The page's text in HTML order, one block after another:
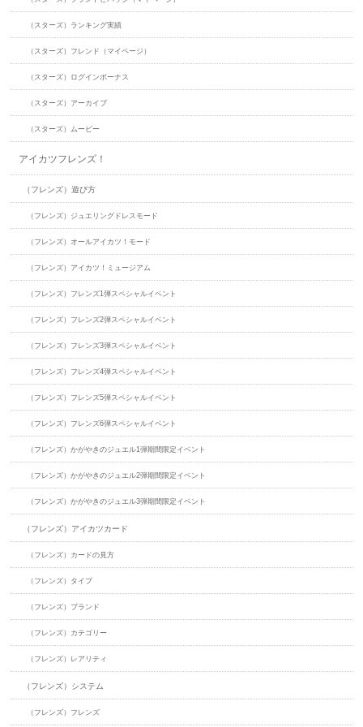
（スターズ）ランキング実績
（スターズ）フレンド（マイページ）
（スターズ）ログインボーナス
（スターズ）アーカイブ
（スターズ）ムービー
アイカツフレンズ！
（フレンズ）遊び方
（フレンズ）ジュエリングドレスモード
（フレンズ）オールアイカツ！モード
（フレンズ）アイカツ！ミュージアム
（フレンズ）フレンズ1弾スペシャルイベント
（フレンズ）フレンズ2弾スペシャルイベント
（フレンズ）フレンズ3弾スペシャルイベント
（フレンズ）フレンズ4弾スペシャルイベント
（フレンズ）フレンズ5弾スペシャルイベント
（フレンズ）フレンズ6弾スペシャルイベント
（フレンズ）かがやきのジュエル1弾期間限定イベント
（フレンズ）かがやきのジュエル2弾期間限定イベント
（フレンズ）かがやきのジュエル3弾期間限定イベント
（フレンズ）アイカツカード
（フレンズ）カードの見方
（フレンズ）タイプ
（フレンズ）ブランド
（フレンズ）カテゴリー
（フレンズ）レアリティ
（フレンズ）システム
（フレンズ）フレンズ